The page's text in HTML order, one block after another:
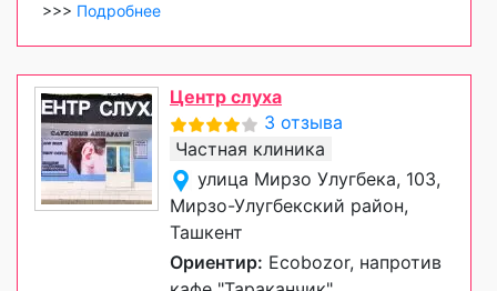
>>> Подробнее
Центр слуха
3 отзыва
Частная клиника
улица Мирзо Улугбека, 103,
Мирзо-Улугбекский район,
Ташкент
Ориентир: Ecobozor, напротив